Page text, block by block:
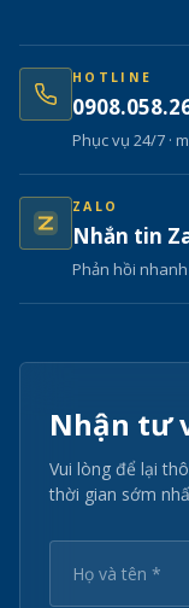
HOTLINE
Phục vụ 24/7 ·
ZALO
Nhắn tin
Phản hồi nhanh
Nhận tư
Vui lòng để lại
thời gian sớm